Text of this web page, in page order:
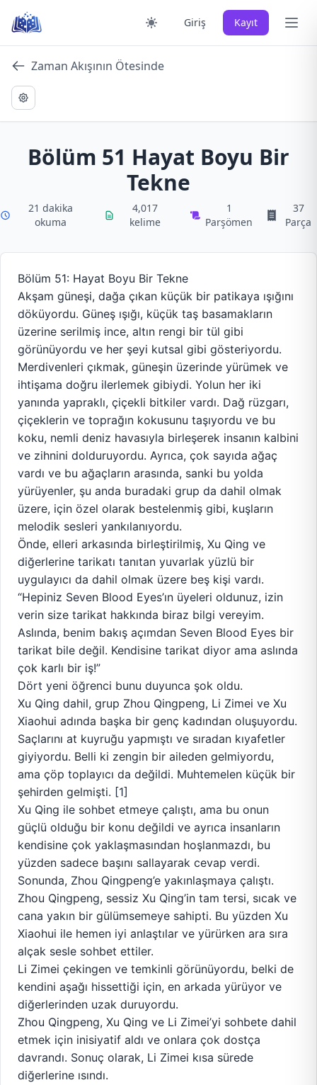
content
Giriş Kayıt Ana
Zaman Akışının Ötesinde
Bölüm 51 Hayat Boyu Bir
Tekne
21 dakika
okuma
4,017
kelime
1
Parşömen
37
Parça
Bölüm 51: Hayat Boyu Bir Tekne
Akşam güneşi, dağa çıkan küçük bir patikaya ışığını
döküyordu. Güneş ışığı, küçük taş basamakların
üzerine serilmiş ince, altın rengi bir tül gibi
görünüyordu ve her şeyi kutsal gibi gösteriyordu.
Merdivenleri çıkmak, güneşin üzerinde yürümek ve
ihtişama doğru ilerlemek gibiydi. Yolun her iki
yanında yapraklı, çiçekli bitkiler vardı. Dağ rüzgarı,
çiçeklerin ve toprağın kokusunu taşıyordu ve bu
koku, nemli deniz havasıyla birleşerek insanın kalbini
ve zihnini dolduruyordu. Ayrıca, çok sayıda ağaç
vardı ve bu ağaçların arasında, sanki bu yolda
yürüyenler, şu anda buradaki grup da dahil olmak
üzere, için özel olarak bestelenmiş gibi, kuşların
melodik sesleri yankılanıyordu.
Önde, elleri arkasında birleştirilmiş, Xu Qing ve
diğerlerine tarikatı tanıtan yuvarlak yüzlü bir
uygulayıcı da dahil olmak üzere beş kişi vardı.
“Hepiniz Seven Blood Eyes’ın üyeleri oldunuz, izin
verin size tarikat hakkında biraz bilgi vereyim.
Aslında, benim bakış açımdan Seven Blood Eyes bir
tarikat bile değil. Kendisine tarikat diyor ama aslında
çok karlı bir iş!”
Dört yeni öğrenci bunu duyunca şok oldu.
Xu Qing dahil, grup Zhou Qingpeng, Li Zimei ve Xu
Xiaohui adında başka bir genç kadından oluşuyordu.
Saçlarını at kuyruğu yapmıştı ve sıradan kıyafetler
giyiyordu. Belli ki zengin bir aileden gelmiyordu,
ama çöp toplayıcı da değildi. Muhtemelen küçük bir
şehirden gelmişti. [1]
Xu Qing ile sohbet etmeye çalıştı, ama bu onun
güçlü olduğu bir konu değildi ve ayrıca insanların
kendisine çok yaklaşmasından hoşlanmazdı, bu
yüzden sadece başını sallayarak cevap verdi.
Sonunda, Zhou Qingpeng’e yakınlaşmaya çalıştı.
Zhou Qingpeng, sessiz Xu Qing’in tam tersi, sıcak ve
cana yakın bir gülümsemeye sahipti. Bu yüzden Xu
Xiaohui ile hemen iyi anlaştılar ve yürürken ara sıra
alçak sesle sohbet ettiler.
Li Zimei çekingen ve temkinli görünüyordu, belki de
kendini aşağı hissettiği için, en arkada yürüyor ve
diğerlerinden uzak duruyordu.
Zhou Qingpeng, Xu Qing ve Li Zimei’yi sohbete dahil
etmek için inisiyatif aldı ve onlara çok dostça
davrandı. Sonuç olarak, Li Zimei kısa sürede
diğerlerine ısındı.